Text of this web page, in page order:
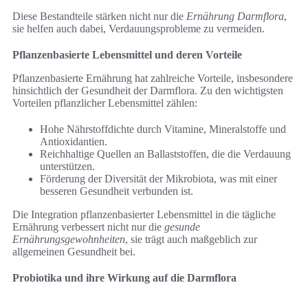
Diese Bestandteile stärken nicht nur die Ernährung Darmflora,
sie helfen auch dabei, Verdauungsprobleme zu vermeiden.
Pflanzenbasierte Lebensmittel und deren Vorteile
Pflanzenbasierte Ernährung hat zahlreiche Vorteile, insbesondere
hinsichtlich der Gesundheit der Darmflora. Zu den wichtigsten
Vorteilen pflanzlicher Lebensmittel zählen:
Hohe Nährstoffdichte durch Vitamine, Mineralstoffe und
Antioxidantien.
Reichhaltige Quellen an Ballaststoffen, die die Verdauung
unterstützen.
Förderung der Diversität der Mikrobiota, was mit einer
besseren Gesundheit verbunden ist.
Die Integration pflanzenbasierter Lebensmittel in die tägliche
Ernährung verbessert nicht nur die gesunde
Ernährungsgewohnheiten, sie trägt auch maßgeblich zur
allgemeinen Gesundheit bei.
Probiotika und ihre Wirkung auf die Darmflora